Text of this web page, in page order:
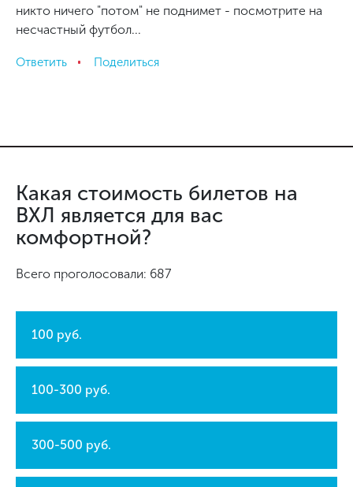
никто ничего "потом" не поднимет - посмотрите на
несчастный футбол...
Ответить Поделиться
Какая стоимость билетов на
ВХЛ является для вас
комфортной?
Всего проголосовали: 687
100 руб.
100-300 руб.
300-500 руб.